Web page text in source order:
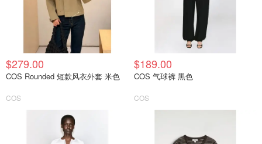
$279.00
COS Rounded 短款风衣外套 米色
COS
$189.00
COS 气球裤 黑色
COS